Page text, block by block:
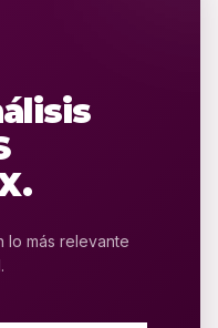
lo más relevante